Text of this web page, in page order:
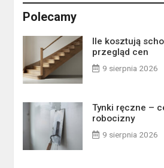
Polecamy
Ile kosztują
przegląd cen
9 sierpnia 2026
Tynki ręczne –
robocizny
9 sierpnia 2026